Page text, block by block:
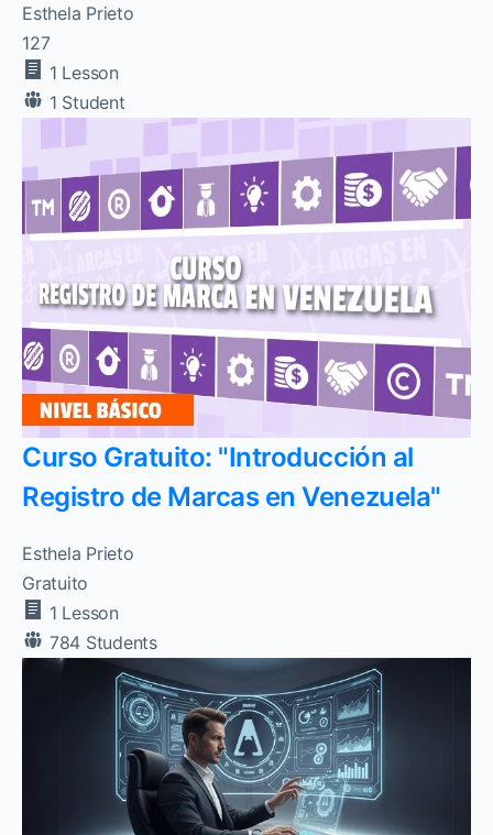
Esthela Prieto
127
1 Lesson
1 Student
Curso Gratuito: "Introducción al
Registro de Marcas en Venezuela"
Esthela Prieto
Gratuito
1 Lesson
784 Students